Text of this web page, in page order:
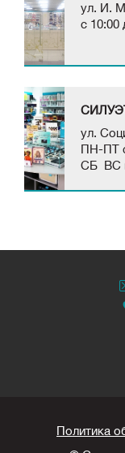
ул. И.
с 10:00
ул.
ПН-ПТ
СБ ВС
Политика